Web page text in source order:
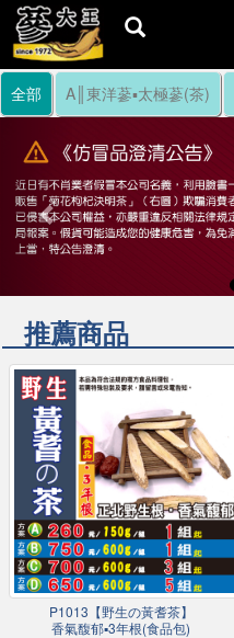
Previous
全部 A║東洋蔘▪太極蔘(茶)
推薦商品
P1013【野生の黃耆茶】
香氣馥郁▪3年根(食品包)